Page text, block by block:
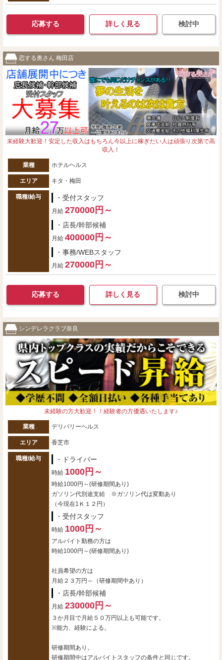
応募する 詳しく見る 検討中
恋する奥さん 梅田店
未経験大歓迎！安定した収入はもちろん今以上に稼ぎたい人は頑張り次第で高
収入！
業種 ホテルヘルス
エリア キタ・梅田
職種/給与 ・受付スタッフ
月給 270000円～
・店長/幹部候補
月給 400000円～
・事務/WEBスタッフ
月給 270000円～
応募する 詳しく見る 検討中
シンデレラクラブ奈良
未経験の方大歓迎！！経験者の方優遇いたします♪
業種 デリバリーヘルス
エリア 香芝市
職種/給与 ・ドライバー
時給 1000円～
時給1000円～(研修期間あり)
ガソリン代別途支給 ※ガソリン代は変動あり
（今現在1Ｋ１２円）
・受付スタッフ
時給 1000円～
アルバイト勤務の方は
時給1000円～(研修期間あり)
社員希望の方は
月給２３万円～（研修期間中あり）
・店長/幹部候補
月給 230000円～
３か月目で月給５０万円以上も可能です。
※能力、経験による。
研修期間あり。
研修期間中はアルバイトスタッフの条件と同じです。